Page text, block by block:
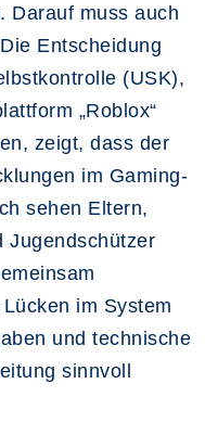
Darauf muss auch
Entscheidung
(USK),
„Roblox“
zeigt, dass der
im Gaming-
sehen Eltern,
Jugendschützer
im System
und technische
sinnvoll